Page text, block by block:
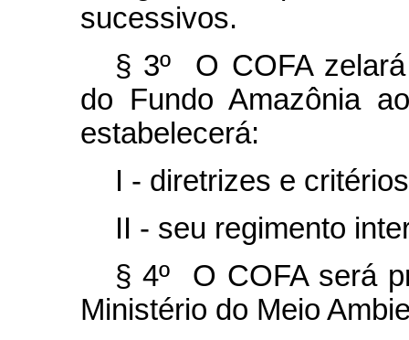
sucessivos.
§ 3º O COFA
do Fundo Amazônia
estabelecerá:
I - diretrizes e
II - seu regimento
§ 4º O COFA será
Ministério do Meio